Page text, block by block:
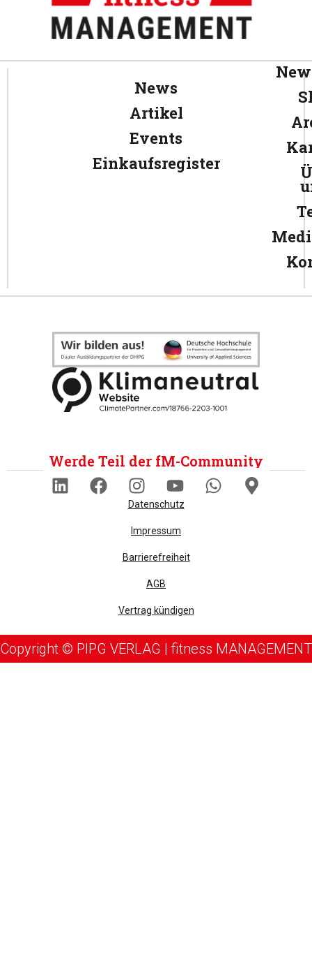
News
Artikel
Events
Einkaufsregister
Werde Teil der fM-Community
Datenschutz
Impressum
Barrierefreiheit
AGB
Vertrag kündigen
Copyright © PIPG VERLAG | fitness MANAGEMENT